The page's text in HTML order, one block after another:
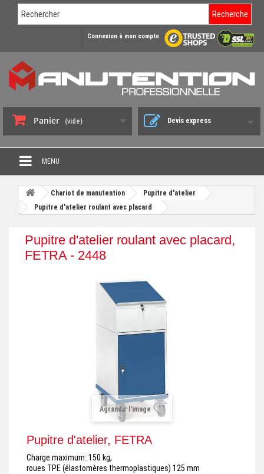
Recherche
Connexion à mon compte
Panier (vide) Devis express
MENU
PROMO DÉSTOCKAGE
CHARIOT DE MANUTENTION
BENNE BASCULANTE
TRANSPALETTE ET PALETTAGE
Chariot de manutention
Pupitre d'atelier
Pupitre d'atelier roulant avec placard
Pupitre d'atelier roulant avec placard,
FETRA - 2448
Agrandir l'image
Pupitre d'atelier, FETRA
Charge maximum: 150 kg,
roues TPE (élastomères thermoplastiques) 125 mm